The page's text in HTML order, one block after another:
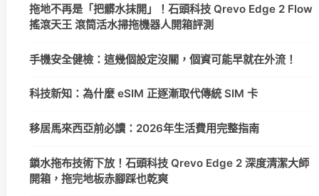
拖地不再是「把髒水抹開」！石頭科技 Qrevo Edge 2 Flow
搖滾天王 滾筒活水掃拖機器人開箱評測
手機安全健檢：這幾個設定沒關，個資可能早就在外流！
科技新知：為什麼 eSIM 正逐漸取代傳統 SIM 卡
移居馬來西亞前必讀：2026年生活費用完整指南
鎖水拖布技術下放！石頭科技 Qrevo Edge 2 深度清潔大師
開箱，拖完地板赤腳踩也乾爽